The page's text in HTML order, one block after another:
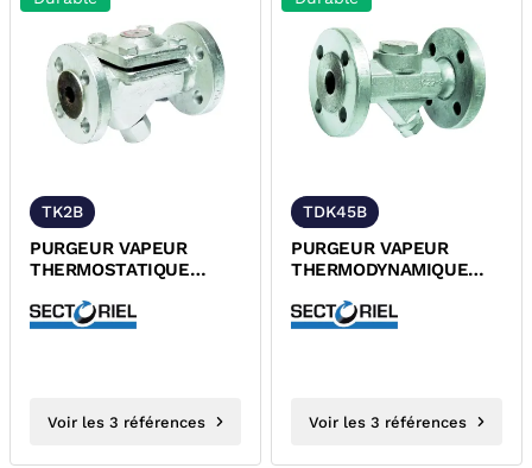
TK2B
PURGEUR VAPEUR
THERMOSTATIQUE
BRIDES PN40 TUV DESP
Voir les 3 références
TDK45B
PURGEUR VAPEUR
THERMODYNAMIQUE
PN40 TUV
Voir les 3 références